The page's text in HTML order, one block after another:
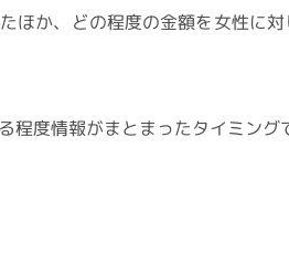
ほか、どの程度の金額を女性に
程度情報がまとまったタイミング